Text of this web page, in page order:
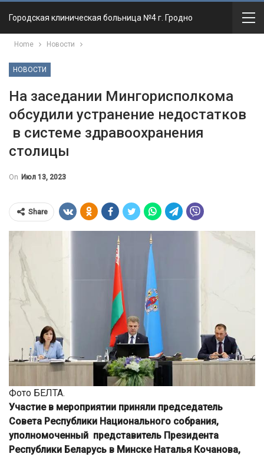
Городская клиническая больница №4 г. Гродно
Home Новости
НОВОСТИ
На заседании Мингорисполкома
обсудили устранение недостатков
в системе здравоохранения
столицы
On Июл 13, 2023
Share
Фото БЕЛТА.
Участие в мероприятии приняли председатель
Совета Республики Национального собрания,
уполномоченный представитель Президента
Республики Беларусь в Минске Наталья Кочанова,